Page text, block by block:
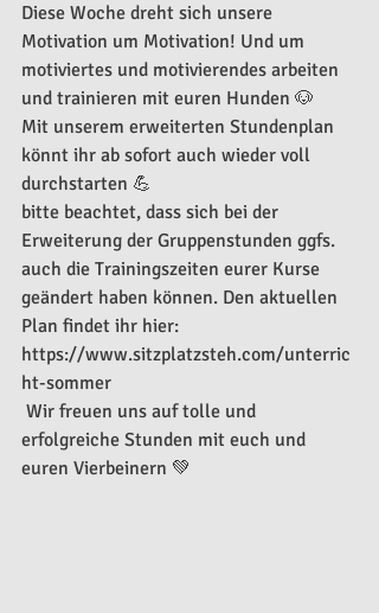
Diese Woche dreht sich unsere
Motivation um Motivation! Und um
motiviertes und motivierendes arbeiten
und trainieren mit euren Hunden 🐶
Mit unserem erweiterten Stundenplan
könnt ihr ab sofort auch wieder voll
durchstarten 💪
bitte beachtet, dass sich bei der
Erweiterung der Gruppenstunden ggfs.
auch die Trainingszeiten eurer Kurse
geändert haben können. Den aktuellen
Plan findet ihr hier:
https://www.sitzplatzsteh.com/unterric
ht-sommer
erfolgreiche Stunden mit euch und
euren Vierbeinern 💚